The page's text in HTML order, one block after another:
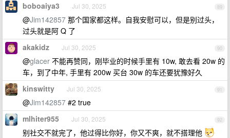
89
boboaiya3 Jul 30, 2025
@Jim142857 那个国家都这样。自我安慰可以，但是别过头，
过头就是阿 Q 了
90
akakidz Jul 30, 2025
@glacer 不能再赞同，刚毕业的时候手里有 10w, 敢去看 20w 的
车，到了中年, 手里有 200w 买台 30w 的车还要犹豫好久
91
kinswitty Jul 30, 2025
@Jim142857 #2 true
92
mlhiter955 Jul 30, 2025
别社交不就完了，他过得比你好，你又不爽，就不搭理他